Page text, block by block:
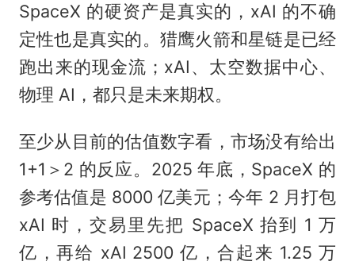
SpaceX 的硬资产是真实的，xAI 的不确
定性也是真实的。猎鹰火箭和星链是已经
跑出来的现金流；xAI、太空数据中心、
物理 AI，都只是未来期权。
至少从目前的估值数字看，市场没有给出
1+1＞2 的反应。2025 年底，SpaceX 的
参考估值是 8000 亿美元；今年 2 月打包
xAI 时，交易里先把 SpaceX 抬到 1 万
亿，再给 xAI 2500 亿，合起来 1.25 万